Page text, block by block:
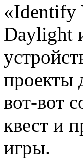
«Identify
Daylight
проекты
вот-вот
квест и
игры.